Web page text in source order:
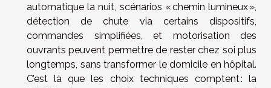
automatique la nuit, scénarios « chemin lumineux »,
détection de chute via certains dispositifs,
commandes simplifiées, et motorisation des
ouvrants peuvent permettre de rester chez soi plus
longtemps, sans transformer le domicile en hôpital.
C’est là que les choix techniques comptent : la